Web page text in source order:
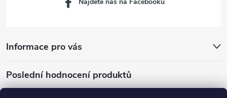
Informace pro vás
Poslední hodnocení produktů